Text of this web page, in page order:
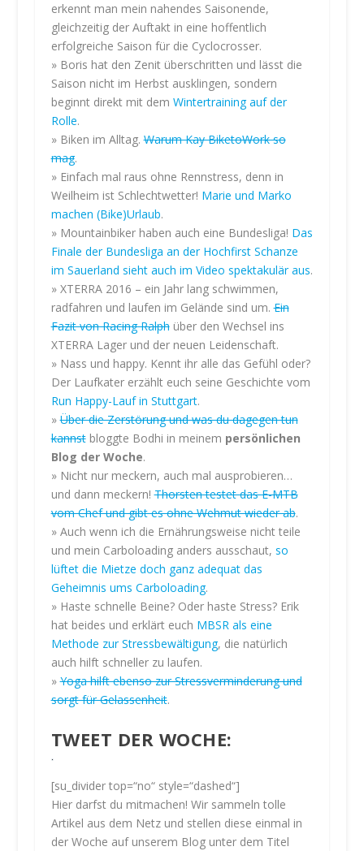
erkennt man mein nahendes Saisonende,
gleichzeitig der Auftakt in eine hoffentlich
erfolgreiche Saison für die Cyclocrosser.
» Boris hat den Zenit überschritten und lässt die
Saison nicht im Herbst ausklingen, sondern
beginnt direkt mit dem Wintertraining auf der
Rolle.
» Biken im Alltag.Warum Kay BiketoWork so
mag.
» Einfach mal raus ohne Rennstress, denn in
Weilheim ist Schlechtwetter! Marie und Marko
machen (Bike)Urlaub.
» Mountainbiker haben auch eine Bundesliga! Das
Finale der Bundesliga an der Hochfirst Schanze
im Sauerland sieht auch im Video spektakulär aus.
» XTERRA 2016 – ein Jahr lang schwimmen,
radfahren und laufen im Gelände sind um.Ein
Fazit von Racing Ralphüber den Wechsel ins
XTERRA Lager und der neuen Leidenschaft.
» Nass und happy. Kennt ihr alle das Gefühl oder?
Der Laufkater erzählt euch seine Geschichte vom
Run Happy-Lauf in Stuttgart.
»Über die Zerstörung und was du dagegen tun
kannstbloggte Bodhi in meinem persönlichen
Blog der Woche.
» Nicht nur meckern, auch mal ausprobieren…
und dann meckern!Thorsten testet das E-MTB
vom Chef und gibt es ohne Wehmut wieder ab.
» Auch wenn ich die Ernährungsweise nicht teile
und mein Carboloading anders ausschaut, so
lüftet die Mietze doch ganz adequat das
Geheimnis ums Carboloading.
» Haste schnelle Beine? Oder haste Stress? Erik
hat beides und erklärt euch MBSR als eine
Methode zur Stressbewältigung, die natürlich
auch hilft schneller zu laufen.
»Yoga hilft ebenso zur Stressverminderung und
sorgt für Gelassenheit.
TWEET DER WOCHE:
t
s
a
k
z
e
p
t
i
e
e
n
S
i
e
d
i
e
D
a
n
s
c
h
u
t
z
e
r
k
ä
r
u
n
g
v
o
T
w
t
t
e
[su_divider top=“no“ style=“dashed“]
Hier darfst du mitmachen! Wir sammeln tolle
Artikel aus dem Netz und stellen diese einmal in
der Woche auf unserem Blog unter dem Titel